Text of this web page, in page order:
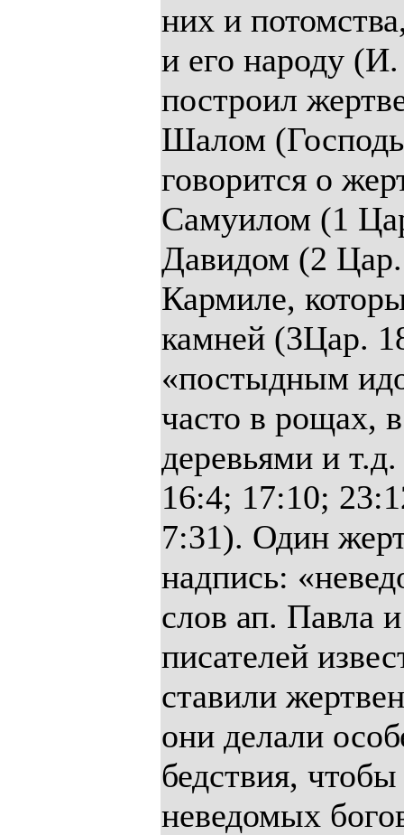
них и
и его народу
построил
Шалом
говорится о
Самуилом (1
Давидом (2
Кармиле,
камней (3Цар.
«постыдным
часто в рощах,
деревьями и
16:4; 17:10;
7:31). Один
надпись:
слов ап. Павла
писателей
ставили
они делали
бедствия,
неведомых